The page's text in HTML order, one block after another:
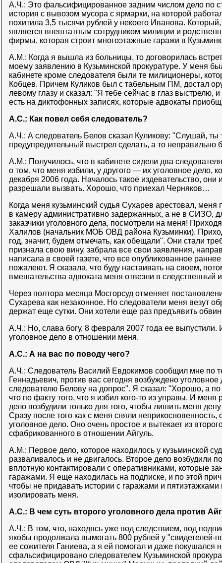
А.Ч.: Это фальсифицированное задним числом дело по
история с вывозом мусора с ярмарки, на которой
похитила 3,5 тысячи рублей у некоего Иванова. Который,
является внештатным сотрудником милиции и
фирмы, которая строит многоэтажные гаражи в
А.М.: Когда я вышла из больницы, то договорилась
моему заявлению в Кузьминской прокуратуре. У меня
кабинете кроме следователя были те милиционеры,
Кобцев. Причем Куликов был с табельным ПМ, достал
левому глазу и сказал: "Я тебе сейчас в глаз выстрелю,
есть на диктофонных записях, которые адвокаты
А.С.: Как повел себя следователь?
А.Ч.: А следователь Белов сказал Куликову: "Слушай, ты
предупредительный выстрел сделать, а то неправильно
А.М.: Получилось, что в кабинете сидели два
о том, что меня избили, у другого — их уголовное дело,
декабря 2006 года. Началось такое издевательство, они
разрешали вызвать. Хорошо, что приехал Черняков…
Когда меня кузьминский судья Сухарев арестовал,
в камеру административно задержанных, а не в СИЗО,
заказчики уголовного дела, посмотрели на меня!
Халилов (начальник МОБ ОВД района Кузьминки).
год, значит, будем отмечать, как обещали". Они стали
признала свою вину, забрала все свои заявления,
написала в своей газете, что все опубликованное
пожалеют. Я сказала, что буду настаивать на своем,
вмешательства адвоката меня отвезли в следственный
Через полтора месяца Мосгорсуд отменяет
Сухарева как незаконное. Но следователи меня везут
держат еще сутки. Они хотели еще раз предъявить
А.Ч.: Но, слава богу, 8 февраля 2007 года ее выпустили.
уголовное дело в отношении меня.
А.С.: А на вас по поводу чего?
А.Ч.: Следователь Василий Евдокимов сообщил мне по
Геннадьевич, против вас сегодня возбуждено
следователю Белову на допрос". Я сказал: "Хорошо, а
что по факту того, что я избил кого-то из управы. И меня
дело возбудили только для того, чтобы лишить меня
Сразу после того как с меня сняли
уголовное дело. Оно очень простое и вытекает из
сфабрикованного в отношении Айгуль.
А.М.: Первое дело, которое находилось у кузьминской
разваливалось и не двигалось. Второе дело возбудили
вплотную контактировали с оперативниками, которые
гаражами. Я еще находилась на подписке, и по этой
чтобы не придавать истории с гаражами и пятиэтажками
изолировать меня.
А.С.: В чем суть второго уголовного дела против
А.Ч.: В том, что, находясь уже под следствием, под
якобы продолжала вымогать 800 рублей у "свидетелей-
ее сожителя Ганиева, а я ей помогал и даже покушался
сфальсифицировано следователем Кузьминской